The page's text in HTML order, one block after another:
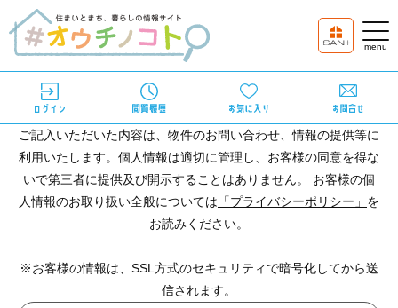
ご記入いただいた内容は、物件のお問い合わせ、情報の提供等に
利用いたします。個人情報は適切に管理し、お客様の同意を得な
いで第三者に提供及び開示することはありません。 お客様の個
人情報のお取り扱い全般については 「プライバシーポリシー」 を
お読みください。
※お客様の情報は、SSL方式のセキュリティで暗号化してから送
信されます。